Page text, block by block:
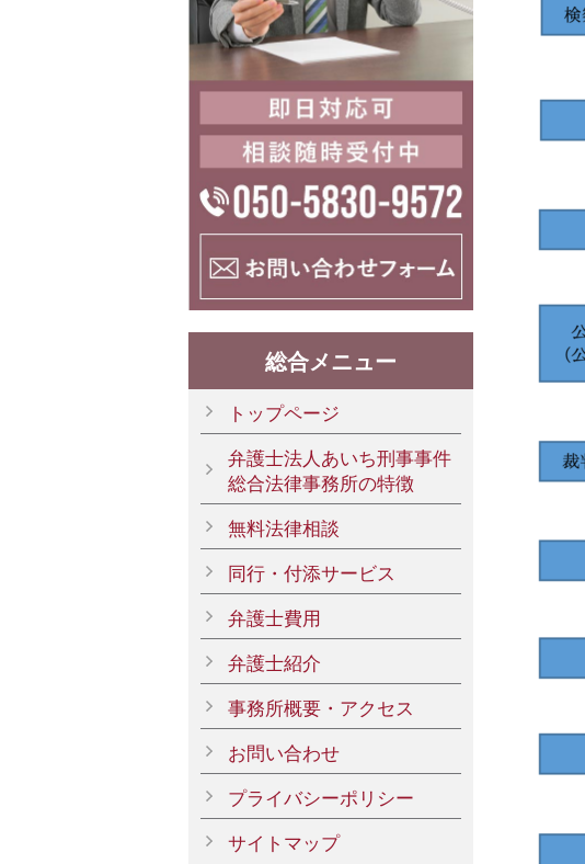
総合メニュー
トップページ
弁護士法人あいち刑事事件
総合法律事務所の特徴
無料法律相談
同行・付添サービス
弁護士費用
弁護士紹介
事務所概要・アクセス
お問い合わせ
プライバシーポリシー
サイトマップ